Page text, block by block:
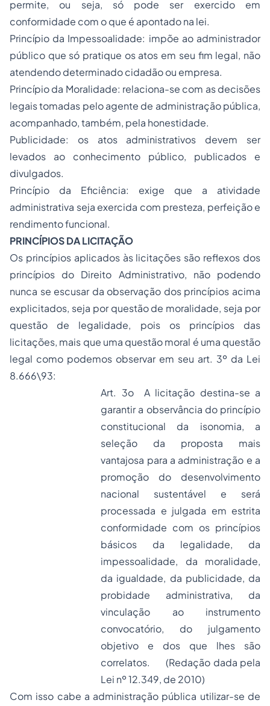
permite, ou seja, só pode ser exercido em
conformidade com o que é apontado na lei.
Princípio da Impessoalidade: impõe ao administrador
público que só pratique os atos em seu fim legal, não
atendendo determinado cidadão ou empresa.
Princípio da Moralidade: relaciona-se com as decisões
legais tomadas pelo agente de administração pública,
acompanhado, também, pela honestidade.
Publicidade: os atos administrativos devem ser
levados ao conhecimento público, publicados e
divulgados.
Princípio da Eficiência: exige que a atividade
administrativa seja exercida com presteza, perfeição e
rendimento funcional.
PRINCÍPIOS DA LICITAÇÃO
Os princípios aplicados às licitações são reflexos dos
princípios do Direito Administrativo, não podendo
nunca se escusar da observação dos princípios acima
explicitados, seja por questão de moralidade, seja por
questão de legalidade, pois os princípios das
licitações, mais que uma questão moral é uma questão
legal como podemos observar em seu art. 3º da Lei
8.666\93:
Art. 3o A licitação destina-se a
garantir a observância do princípio
constitucional da isonomia, a
seleção da proposta mais
vantajosa para a administração e a
promoção do desenvolvimento
nacional sustentável e será
processada e julgada em estrita
conformidade com os princípios
básicos da legalidade, da
impessoalidade, da moralidade,
da igualdade, da publicidade, da
probidade administrativa, da
vinculação ao instrumento
convocatório, do julgamento
objetivo e dos que lhes são
correlatos.(Redação dada pela
Lei nº 12.349, de 2010)
Com isso cabe a administração pública utilizar-se de